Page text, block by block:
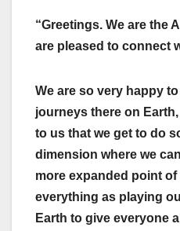
“Greetings. We are the
are pleased to connect
We are so very happy
journeys there on
to us that we get to do
dimension where we
more expanded point of
everything as playing
Earth to give everyone